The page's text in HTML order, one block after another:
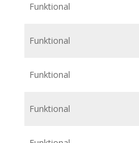
Funktional
Funktional
Funktional
Funktional